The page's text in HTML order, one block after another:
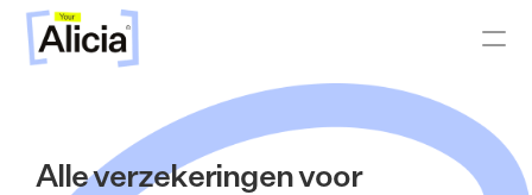
Alle verzekeringen voor